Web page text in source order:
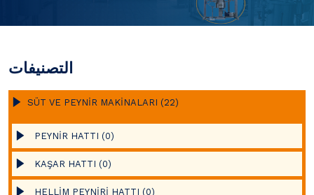
التصنيفات
SÜT VE PEYNİR MAKİNALARI (22)
PEYNİR HATTI (0)
KAŞAR HATTI (0)
HELLİM PEYNİRİ HATTI (0)